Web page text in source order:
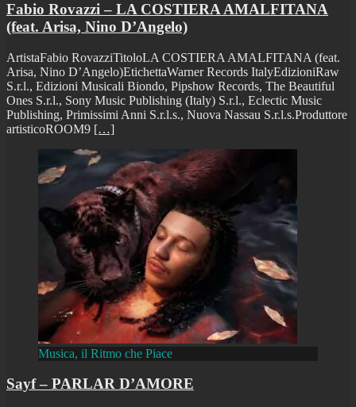
Fabio Rovazzi – LA COSTIERA AMALFITANA
(feat. Arisa, Nino D’Angelo)
ArtistaFabio RovazziTitoloLA COSTIERA AMALFITANA (feat.
Arisa, Nino D’Angelo)EtichettaWarner Records ItalyEdizioniRaw
S.r.l., Edizioni Musicali Biondo, Pipshow Records, The Beautiful
Ones S.r.l., Sony Music Publishing (Italy) S.r.l., Eclectic Music
Publishing, Primissimi Anni S.r.l.s., Nuova Nassau S.r.l.s.Produttore
artisticoROOM9 […]
Musica, il Ritmo che Piace
Sayf – PARLAR D’AMORE